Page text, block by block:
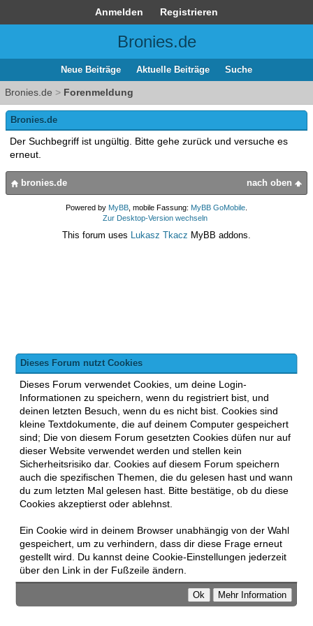
Anmelden Registrieren
Bronies.de
Neue Beiträge Aktuelle Beiträge Suche
Bronies.de > Forenmeldung
Dieses Forum nutzt Cookies
Dieses Forum verwendet Cookies, um deine Login-
Informationen zu speichern, wenn du registriert bist, und
deinen letzten Besuch, wenn du es nicht bist. Cookies sind
kleine Textdokumente, die auf deinem Computer gespeichert
sind; Die von diesem Forum gesetzten Cookies düfen nur auf
dieser Website verwendet werden und stellen kein
Sicherheitsrisiko dar. Cookies auf diesem Forum speichern
auch die spezifischen Themen, die du gelesen hast und wann
du zum letzten Mal gelesen hast. Bitte bestätige, ob du diese
Cookies akzeptierst oder ablehnst.
Ein Cookie wird in deinem Browser unabhängig von der Wahl
gespeichert, um zu verhindern, dass dir diese Frage erneut
gestellt wird. Du kannst deine Cookie-Einstellungen jederzeit
über den Link in der Fußzeile ändern.
Bronies.de
Der Suchbegriff ist ungültig. Bitte gehe zurück und versuche es
erneut.
nach oben
bronies.de
Powered by MyBB , mobile Fassung: MyBB GoMobile
Zur Desktop-Version wechseln
This forum uses Lukasz Tkacz MyBB addons.